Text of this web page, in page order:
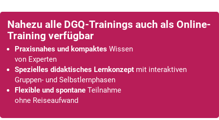
Nahezu alle DGQ-Trainings auch als Online-
Training verfügbar
Praxisnahes und kompaktes Wissen
von Experten
Spezielles didaktisches Lernkonzept mit interaktiven
Gruppen- und Selbstlernphasen
Flexible und spontane Teilnahme
ohne Reiseaufwand